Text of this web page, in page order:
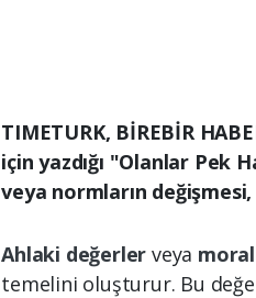
TIMETURK, BİREBİR
için yazdığı "Olanlar Pek
veya normların
Ahlaki değerlerveya
temelini oluşturur. Bu